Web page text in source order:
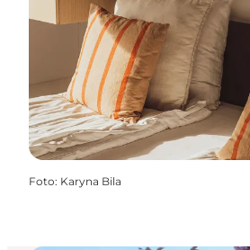
Foto: Karyna Bila